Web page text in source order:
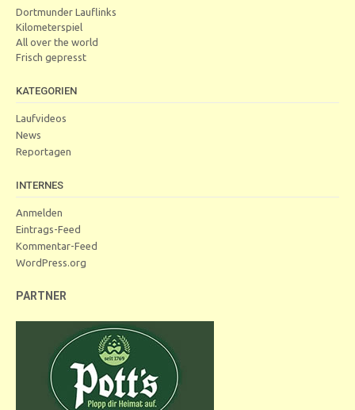
Dortmunder Lauflinks
Kilometerspiel
All over the world
Frisch gepresst
KATEGORIEN
Laufvideos
News
Reportagen
INTERNES
Anmelden
Eintrags-Feed
Kommentar-Feed
WordPress.org
PARTNER